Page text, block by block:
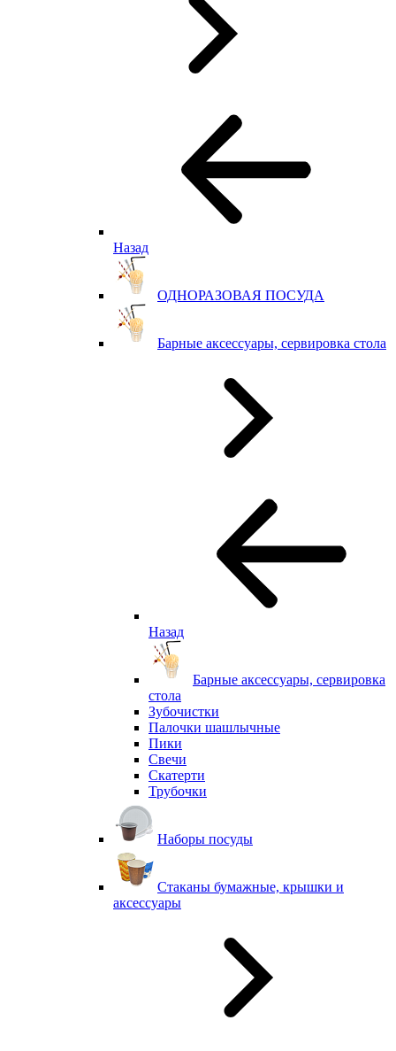
Назад
ОДНОРАЗОВАЯ ПОСУДА
Барные аксессуары, сервировка стола
Назад
Барные аксессуары, сервировка
стола
Зубочистки
Палочки шашлычные
Пики
Свечи
Скатерти
Трубочки
Наборы посуды
Стаканы бумажные, крышки и
аксессуары